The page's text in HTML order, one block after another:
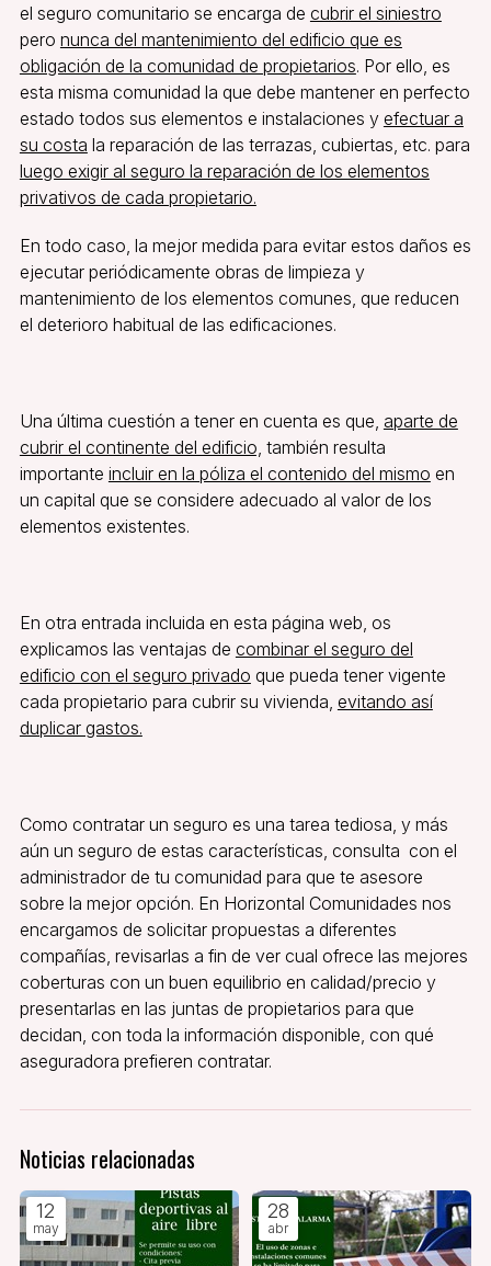
el seguro comunitario se encarga de cubrir el siniestro
pero nunca del mantenimiento del edificio que es
obligación de la comunidad de propietarios. Por ello, es
esta misma comunidad la que debe mantener en perfecto
estado todos sus elementos e instalaciones y efectuar a
su costa la reparación de las terrazas, cubiertas, etc. para
luego exigir al seguro la reparación de los elementos
privativos de cada propietario.
En todo caso, la mejor medida para evitar estos daños es
ejecutar periódicamente obras de limpieza y
mantenimiento de los elementos comunes, que reducen
el deterioro habitual de las edificaciones.
Una última cuestión a tener en cuenta es que, aparte de
cubrir el continente del edificio, también resulta
importante incluir en la póliza el contenido del mismo en
un capital que se considere adecuado al valor de los
elementos existentes.
En otra entrada incluida en esta página web, os
explicamos las ventajas de combinar el seguro del
edificio con el seguro privado que pueda tener vigente
cada propietario para cubrir su vivienda, evitando así
duplicar gastos.
Como contratar un seguro es una tarea tediosa, y más
aún un seguro de estas características, consulta con el
administrador de tu comunidad para que te asesore
sobre la mejor opción. En Horizontal Comunidades nos
encargamos de solicitar propuestas a diferentes
compañías, revisarlas a fin de ver cual ofrece las mejores
coberturas con un buen equilibrio en calidad/precio y
presentarlas en las juntas de propietarios para que
decidan, con toda la información disponible, con qué
aseguradora prefieren contratar.
Noticias relacionadas
12
may
28
abr